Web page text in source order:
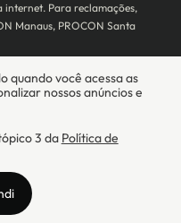
internet. Para reclamações,
Manaus, PROCON Santa
pós-paga (cartões de